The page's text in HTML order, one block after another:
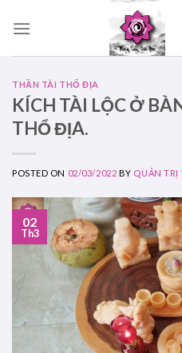
THẦN TÀI THỔ ĐỊA
KÍCH TÀI LỘC Ở
THỔ ĐỊA.
POSTED ON 02/03/2022 BY QUẢN TRỊ
02
Th3